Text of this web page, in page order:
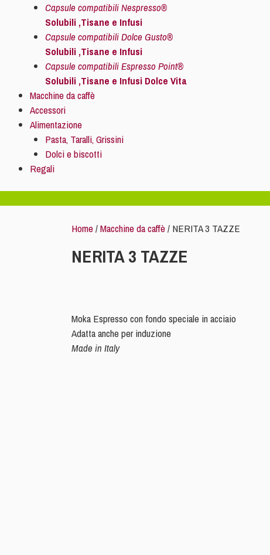
Capsule compatibili Nespresso®
Solubili ,Tisane e Infusi
Capsule compatibili Dolce Gusto®
Solubili ,Tisane e Infusi
Capsule compatibili Espresso Point®
Solubili ,Tisane e Infusi Dolce Vita
Macchine da caffè
Accessori
Alimentazione
Pasta, Taralli, Grissini
Dolci e biscotti
Regali
Home/Macchine da caffè/ NERITA 3 TAZZE
NERITA 3 TAZZE
Moka Espresso con fondo speciale in acciaio
Adatta anche perinduzione
Made in Italy